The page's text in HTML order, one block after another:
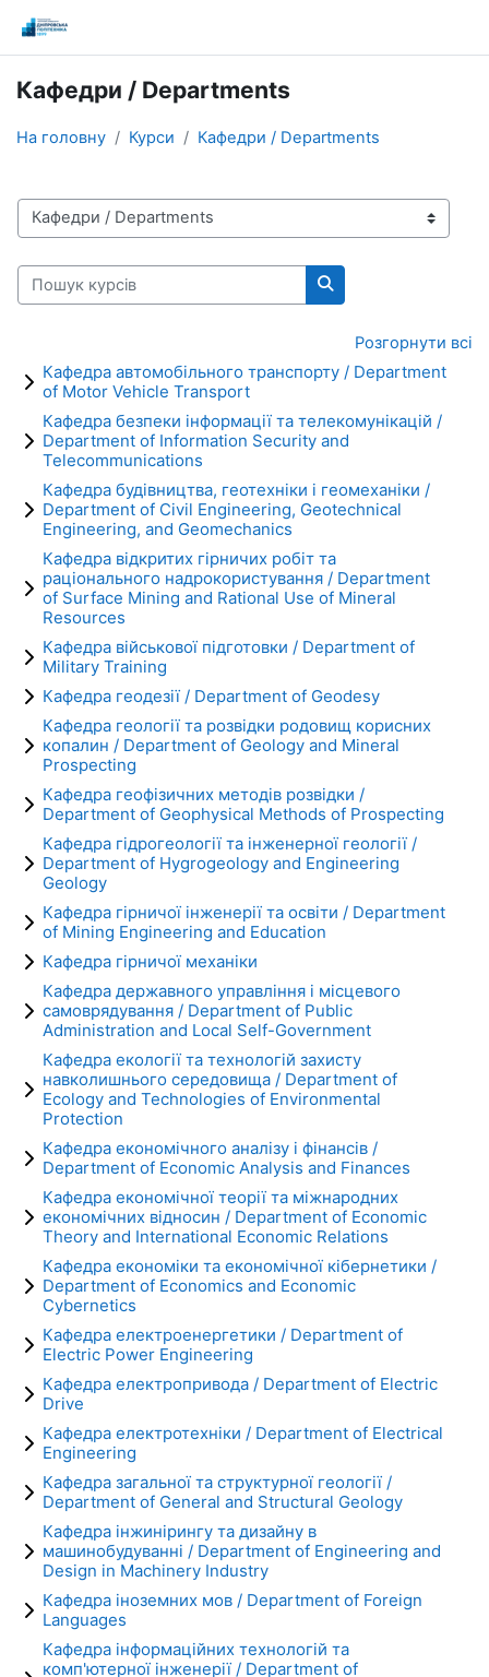
Кафедри / Departments
На головну Курси Кафедри / Departments
Категорії курсів
Пошук курсів
Пошук курсів
Розгорнути всі
Кафедра автомобільного транспорту / Department
of Motor Vehicle Transport
Кафедра безпеки інформації та телекомунікацій /
Department of Information Security and
Telecommunications
Кафедра будівництва, геотехніки і геомеханіки /
Department of Civil Engineering, Geotechnical
Engineering, and Geomechanics
Кафедра відкритих гірничих робіт та
раціонального надрокористування / Department
of Surface Mining and Rational Use of Mineral
Resources
Кафедра військової підготовки / Department of
Military Training
Кафедра геодезії / Department of Geodesy
Кафедра геології та розвідки родовищ корисних
копалин / Department of Geology and Mineral
Prospecting
Кафедра геофізичних методів розвідки /
Department of Geophysical Methods of Prospecting
Кафедра гідрогеології та інженерної геології /
Department of Hygrogeology and Engineering
Geology
Кафедра гірничої інженерії та освіти / Department
of Mining Engineering and Education
Кафедра гірничої механіки
Кафедра державного управління і місцевого
самоврядування / Department of Public
Administration and Local Self-Government
Кафедра екології та технологій захисту
навколишнього середовища / Department of
Ecology and Technologies of Environmental
Protection
Кафедра економічного аналізу і фінансів /
Department of Economic Analysis and Finances
Кафедра економічної теорії та міжнародних
економічних відносин / Department of Economic
Theory and International Economic Relations
Кафедра економіки та економічної кібернетики /
Department of Economics and Economic
Cybernetics
Кафедра електроенергетики / Department of
Electric Power Engineering
Кафедра електропривода / Department of Electric
Drive
Кафедра електротехніки / Department of Electrical
Engineering
Кафедра загальної та структурної геології /
Department of General and Structural Geology
Кафедра інжинірингу та дизайну в
машинобудуванні / Department of Engineering and
Design in Machinery Industry
Кафедра іноземних мов / Department of Foreign
Languages
Кафедра інформаційних технологій та
комп'ютерної інженерії / Department of